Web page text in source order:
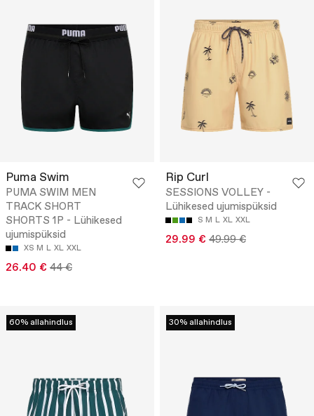
Puma Swim
PUMA SWIM MEN
TRACK SHORT
SHORTS 1P - Lühikesed
ujumispüksid
XS M L XL XXL
26.40 € 44 €
Rip Curl
SESSIONS VOLLEY -
Lühikesed ujumispüksid
S M L XL XXL
29.99 € 49.99 €
60% allahindlus 30% allahindlus